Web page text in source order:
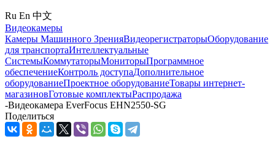
Ru En 中文
Видеокамеры
Камеры Машинного ЗренияВидеорегистраторыОборудование
для транспортаИнтеллектуальные
СистемыКоммутаторыМониторыПрограммное
обеспечениеКонтроль доступаДополнительное
оборудованиеПроектное оборудованиеТовары интернет-
магазиновГотовые комплектыРаспродажа
-Видеокамера EverFocus EHN2550-SG
Поделиться